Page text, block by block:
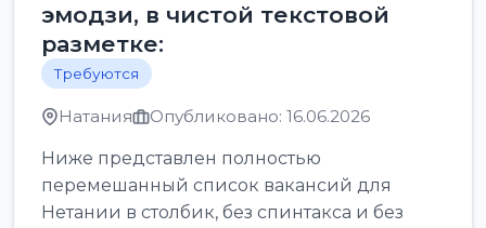
эмодзи, в чистой текстовой
разметке:
Требуются
Натания Опубликовано: 16.06.2026
Ниже представлен полностью
перемешанный список вакансий для
Нетании в столбик, без спинтакса и без